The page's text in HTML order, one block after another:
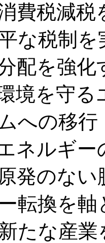
費税減
な税制
配を強化
を守る
への移行
ネルギ
発のな
転換を
たな産業